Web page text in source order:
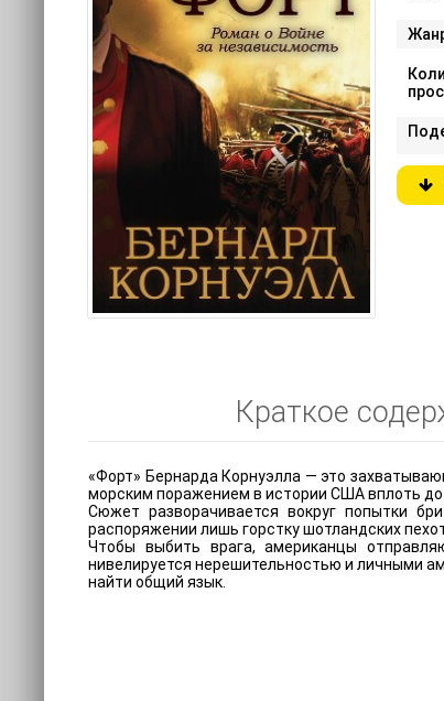
Краткое
«Форт» Бернарда Корнуэлла — это
морским поражением в истории США вплоть до
Сюжет разворачивается вокруг попытки
распоряжении лишь горстку шотландских
Чтобы выбить врага, американцы
нивелируется нерешительностью и личными
найти общий язык.